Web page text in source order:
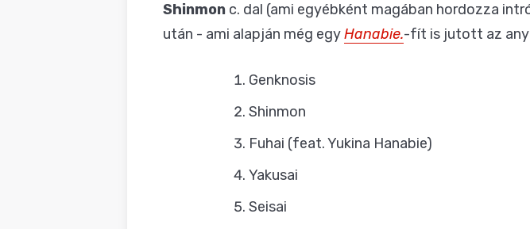
Shinmon c. dal (ami egyébként magában hordozza
után - ami alapján még egyHanabie.-fít is jutott az
Genknosis
Shinmon
Fuhai (feat. Yukina Hanabie)
Yakusai
Seisai